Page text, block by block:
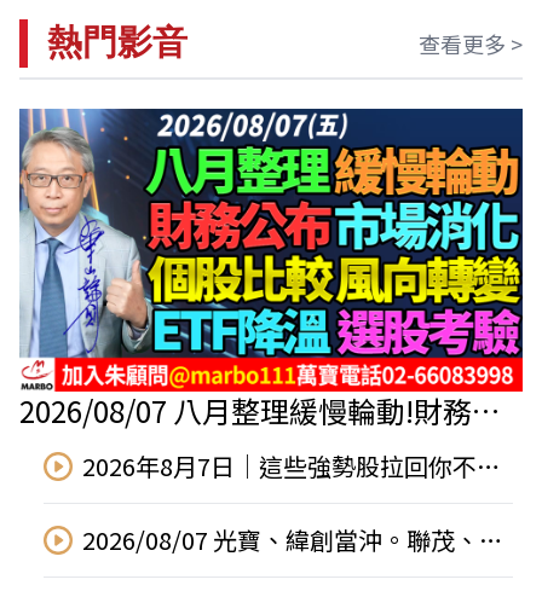
熱門影音 查看更多 >
2026/08/07 八月整理緩慢輪動!財務公
布市場消化!個股比較風向轉變!ETF降温
選股考驗! #朱成志社長
2026年8月7日｜這些強勢股拉回你不能
再錯過！ #聯亞 #奇鋐 #環宇KY #南亞 #
台燿 #南電 #旺矽
2026/08/07 光寶、緯創當沖。聯茂、同
欣電、啟碁、佳必琪、騰輝、力成、聯